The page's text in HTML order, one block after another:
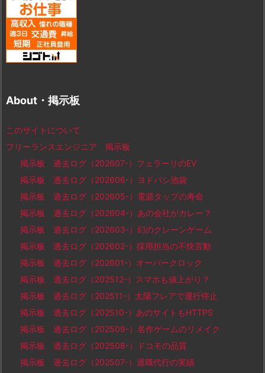
About・掲示板
このサイトについて
フリーランスエンジニア 掲示板
掲示板 過去ログ（202607-）フェラーリのEV
掲示板 過去ログ（202606-）ヨドバシ池袋
掲示板 過去ログ（202605-）電源タップの寿命
掲示板 過去ログ（202604-）あの会社がカレー？
掲示板 過去ログ（202603-）幻のクレーンゲーム
掲示板 過去ログ（202602-）採用担当の不快言動
掲示板 過去ログ（202601-）オーバークロック
掲示板 過去ログ（202512-）スマホも値上がり？
掲示板 過去ログ（202511-）太陽フレアで運行停止
掲示板 過去ログ（202510-）あのサイトもHTTPS
掲示板 過去ログ（202509-）名作ゲームのリメイク
掲示板 過去ログ（202508-）ドコモの品質
掲示板 過去ログ（202507-）退職代行の実績